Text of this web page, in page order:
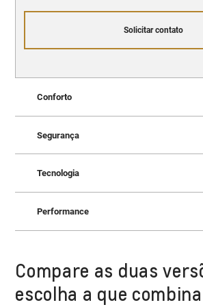
Solicitar contato
Conforto
Conforto
Tudo o que você
SUV
Segurança
Proteção superior
para a sua
Tecnologia
futuro.
Performance
Performance
Potência e
Compare as duas
escolha a que